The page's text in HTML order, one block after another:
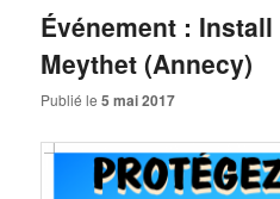
Événement :
Meythet (Annecy)
Publié le5 mai 2017